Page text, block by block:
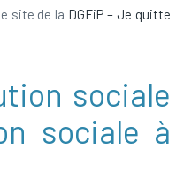
site de la DGFiP – Je quitte
sociale
sociale à